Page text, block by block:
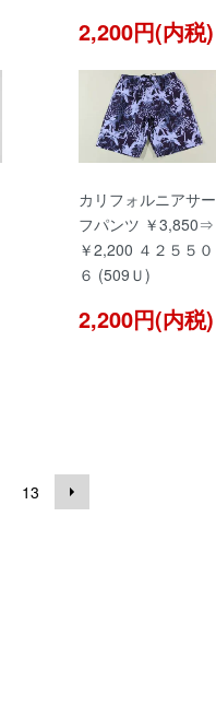
2,200円(内税)
カリフォルニアサー
フパンツ ￥3,850⇒
￥2,200 ４２５５０
６ (509Ｕ)
2,200円(内税)
13